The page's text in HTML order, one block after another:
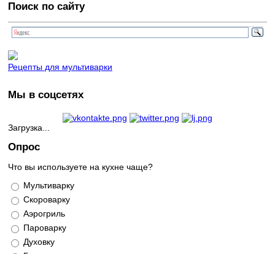
Поиск по сайту
Рецепты для мультиварки
Мы в соцсетях
Загрузка...
Опрос
Что вы используете на кухне чаще?
Варианты
Мультиварку
Скороварку
Аэрогриль
Пароварку
Духовку